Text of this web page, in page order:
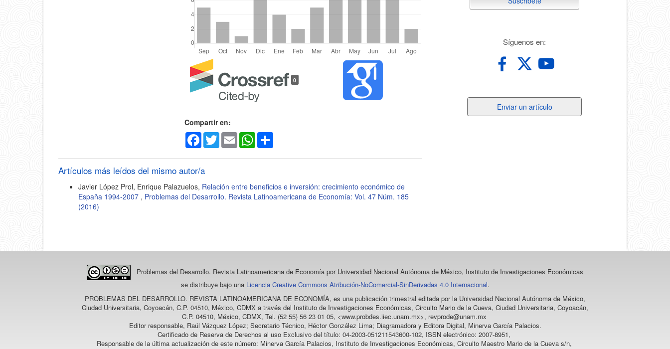
Detalles
del
0
Compartir en:
Facebook
TwitterEmail WhatsApp
Artículos más leídos del mismo autor/a
Javier López Prol, Enrique Palazuelos, Relación entre beneficios e inversión: crecimiento económico de
España 1994-2007 , Problemas del Desarrollo. Revista Latinoamericana de Economía: Vol. 47 Núm. 185
(2016)
suscribete
Síguenos en:
un
Enviar un artículo
Problemas del Desarrollo. Revista Latinoamericana de Economía por Universidad Nacional Autónoma de México, Instituto de Investigaciones Económicas
se distribuye bajo una Licencia Creative Commons Atribución-NoComercial-SinDerivadas 4.0 Internacional.
PROBLEMAS DEL DESARROLLO. REVISTA LATINOAMERICANA DE ECONOMÍA, es una publicación trimestral editada por la Universidad Nacional Autónoma de México,
Ciudad Universitaria, Coyoacán, C.P. 04510, México, CDMX a través del Instituto de Investigaciones Económicas, Circuito Mario de la Cueva, Ciudad Universitaria, Coyoacán,
C.P. 04510, México, CDMX, Tel. (52 55) 56 23 01 05, <www.probdes.iiec.unam.mx>, revprode@unam.mx
Editor responsable, Raúl Vázquez López; Secretario Técnico, Héctor González Lima; Diagramadora y Editora Digital, Minerva García Palacios.
Certificado de Reserva de Derechos al uso Exclusivo del título: 04-2003-051211543600-102, ISSN electrónico: 2007-8951,
Responsable de la última actualización de este número: Minerva García Palacios, Instituto de Investigaciones Económicas, Circuito Maestro Mario de la Cueva s/n,